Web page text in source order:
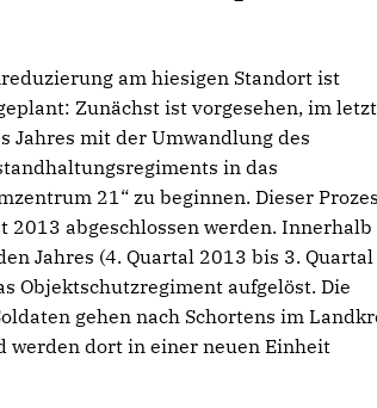
am hiesigen Standort ist
Zunächst ist vorgesehen, im
Jahres mit der Umwandlung des
in das
21“ zu beginnen. Dieser
2013 abgeschlossen werden. Innerhalb
Jahres (4. Quartal 2013 bis 3. Quartal
Objektschutzregiment aufgelöst. Die
gehen nach Schortens im
werden dort in einer neuen Einheit